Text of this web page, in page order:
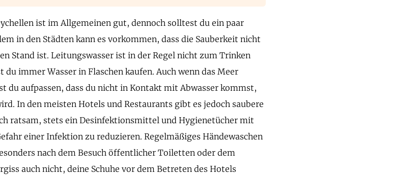
ist im Allgemeinen gut, dennoch solltest du ein paar
in den Städten kann es vorkommen, dass die Sauberkeit nicht
Stand ist. Leitungswasser ist in der Regel nicht zum Trinken
du immer Wasser in Flaschen kaufen. Auch wenn das Meer
du aufpassen, dass du nicht in Kontakt mit Abwasser kommst,
In den meisten Hotels und Restaurants gibt es jedoch saubere
ratsam, stets ein Desinfektionsmittel und Hygienetücher mit
einer Infektion zu reduzieren. Regelmäßiges Händewaschen
nach dem Besuch öffentlicher Toiletten oder dem
auch nicht, deine Schuhe vor dem Betreten des Hotels